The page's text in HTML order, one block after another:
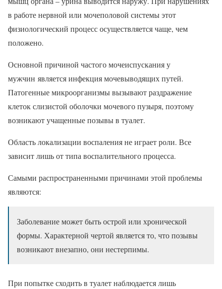
в работе нервной или мочеполовой системы этот
физиологический процесс осуществляется чаще, чем
положено.
Основной причиной частого мочеиспускания у
мужчин является инфекция мочевыводящих путей.
Патогенные микроорганизмы вызывают раздражение
клеток слизистой оболочки мочевого пузыря, поэтому
возникают учащенные позывы в туалет.
Область локализации воспаления не играет роли. Все
зависит лишь от типа воспалительного процесса.
Самыми распространенными причинами этой проблемы
являются:
Заболевание может быть острой или хронической
формы. Характерной чертой является то, что позывы
возникают внезапно, они нестерпимы.
При попытке сходить в туалет наблюдается лишь